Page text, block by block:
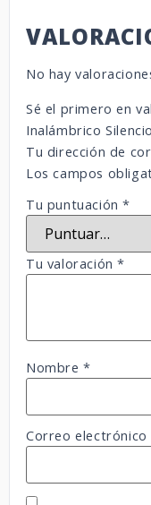
No hay
Sé el primero en
Inalámbrico
Tu dirección de
Los campos
Tu puntuación*
Tu valoración*
Nombre*
Correo electrónico